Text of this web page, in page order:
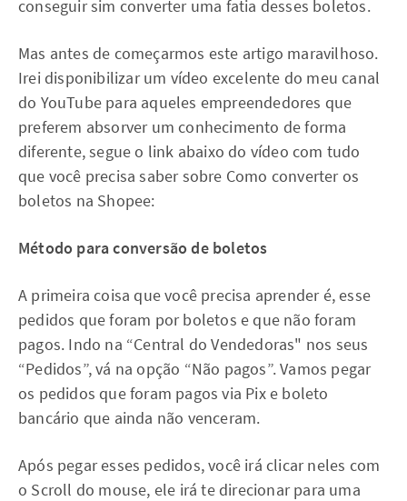
conseguir sim converter uma fatia desses boletos.
Mas antes de começarmos este artigo maravilhoso.
Irei disponibilizar um vídeo excelente do meu canal
do YouTube para aqueles empreendedores que
preferem absorver um conhecimento de forma
diferente, segue o link abaixo do vídeo com tudo
que você precisa saber sobre Como converter os
boletos na Shopee:
Método para conversão de boletos
A primeira coisa que você precisa aprender é, esse
pedidos que foram por boletos e que não foram
pagos. Indo na “Central do Vendedoras" nos seus
“Pedidos”, vá na opção “Não pagos”. Vamos pegar
os pedidos que foram pagos via Pix e boleto
bancário que ainda não venceram.
Após pegar esses pedidos, você irá clicar neles com
o Scroll do mouse, ele irá te direcionar para uma